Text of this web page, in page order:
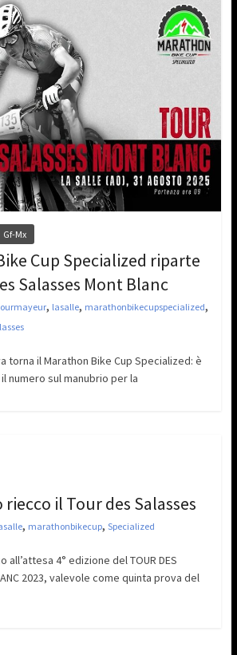
Gf-Mx
Cup Specialized riparte
Salasses Mont Blanc
, lasalle, marathonbikecupspecialized,
torna il Marathon Bike Cup Specialized: è
numero sul manubrio per la
il Tour des Salasses
, marathonbikecup, Specialized
all’attesa 4° edizione del TOUR DES
2023, valevole come quinta prova del